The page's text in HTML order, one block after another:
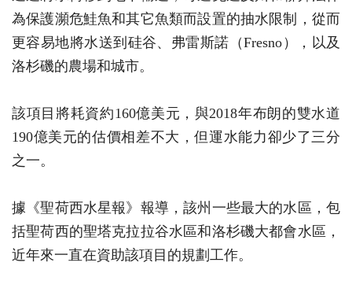
為保護瀕危鮭魚和其它魚類而設置的抽水限制，從而
更容易地將水送到硅谷、弗雷斯諾（Fresno），以及
洛杉磯的農場和城市。
該項目將耗資約160億美元，與2018年布朗的雙水道
190億美元的估價相差不大，但運水能力卻少了三分
之一。
據《聖荷西水星報》報導，該州一些最大的水區，包
括聖荷西的聖塔克拉拉谷水區和洛杉磯大都會水區，
近年來一直在資助該項目的規劃工作。